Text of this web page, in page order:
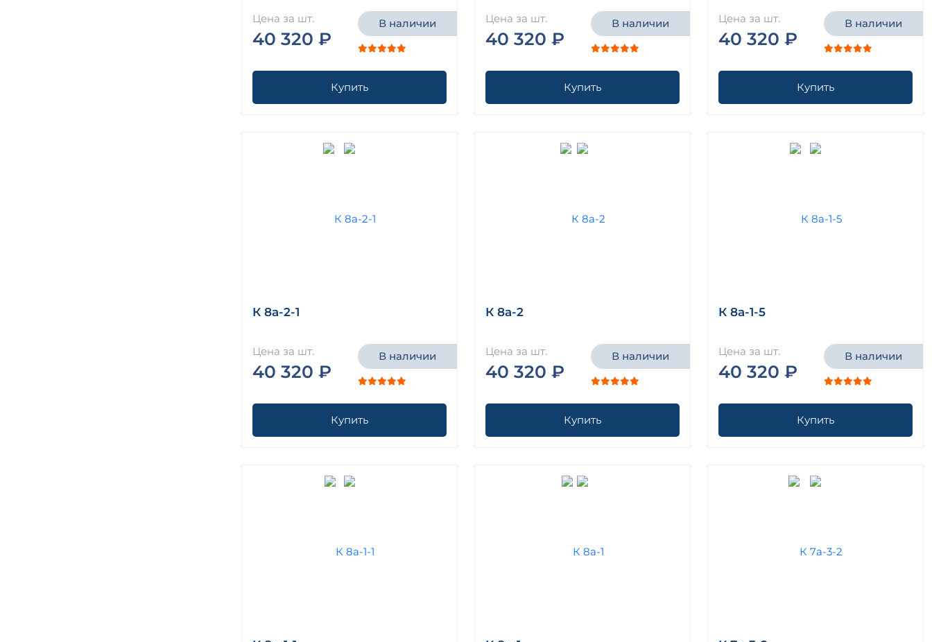
Цена за шт.
40 320 ₽
В наличии
Купить
Цена за шт.
40 320 ₽
В наличии
Купить
Цена за шт.
40 320 ₽
В наличии
Купить
К 8а-2-1
Цена за шт.
40 320 ₽
В наличии
Купить
К 8а-2
Цена за шт.
40 320 ₽
В наличии
Купить
К 8а-1-5
Цена за шт.
40 320 ₽
В наличии
Купить